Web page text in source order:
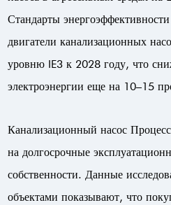
Стандарты
двигатели канализационных
уровню IE3 к 2028 году, что
электроэнергии еще на 10–15
Канализационный насос
на долгосрочные
собственности. Данные
объектами показывают, что